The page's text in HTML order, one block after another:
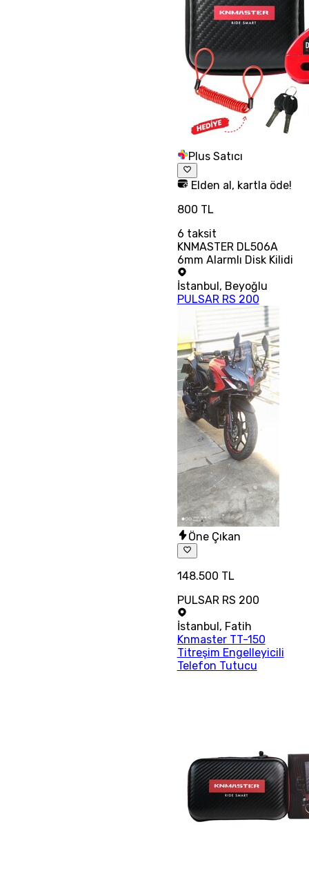
Plus Satıcı
Elden al, kartla öde!
800 TL
6 taksit
KNMASTER DL506A
6mm Alarmlı Disk Kilidi
İstanbul, Beyoğlu
PULSAR RS 200
Öne Çıkan
148.500 TL
PULSAR RS 200
İstanbul , Fatih
Knmaster TT-150
Titreşim Engelleyicili
Telefon Tutucu